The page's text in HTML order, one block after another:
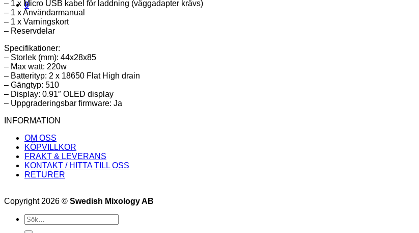
0
– 1 x Micro USB kabel för laddning (väggadapter krävs)
– 1 x Användarmanual
– 1 x Varningskort
– Reservdelar
Specifikationer:
– Storlek (mm): 44x28x85
– Max watt: 220w
– Batterityp: 2 x 18650 Flat High drain
– Gängtyp: 510
– Display: 0.91″ OLED display
– Uppgraderingsbar firmware: Ja
INFORMATION
OM OSS
KÖPVILLKOR
FRAKT & LEVERANS
KONTAKT / HITTA TILL OSS
RETURER
Copyright 2026 © Swedish Mixology AB
Sök
efter: